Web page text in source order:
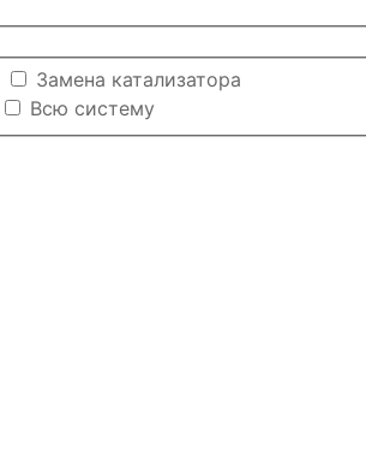
Замена катализатора
Всю систему